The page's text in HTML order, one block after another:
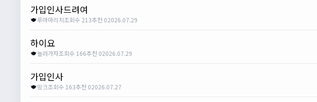
가입인사드려여
루마마리치조회수 213추천 02026.07.29
하이요
놀러가자조회수 166추천 02026.07.29
가입인사
밍크조회수 163추천 02026.07.27